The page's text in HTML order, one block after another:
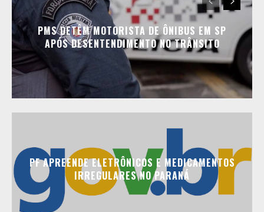
PMS DETÊM MOTORISTA DE ÔNIBUS EM SP
APÓS DESENTENDIMENTO NO TRÂNSITO
PF APREENDE ELETRÔNICOS E MEDICAMENTOS
IRREGULARES NO PARANÁ